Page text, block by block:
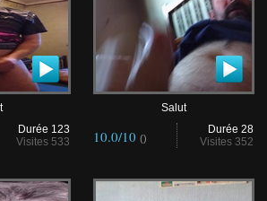
Durée 123
Visites 533
Salut
Durée 28
Visites 352
10.0/10 ()